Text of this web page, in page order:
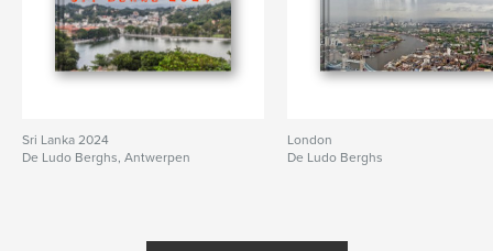
Sri Lanka 2024
De Ludo Berghs, Antwerpen
London
De Ludo Berghs